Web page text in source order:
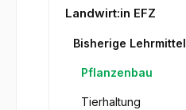
Landwirt:in EFZ
Bisherige Lehrmittel
Pflanzenbau
Tierhaltung